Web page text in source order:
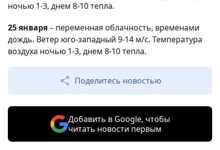
ночью 1-3, днем 8-10 тепла.
25 января– переменная облачность, временами
дождь. Ветер юго-западный 9-14 м/с. Температура
воздуха ночью 1-3, днем 8-10 тепла.
Поделитесь новостью
Добавить в Google, чтобы
читать новости первым